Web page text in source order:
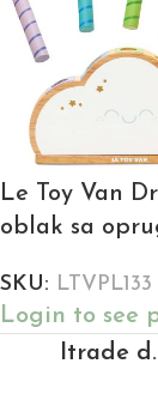
Le Toy Van
oblak sa
SKU: LTVPL133
Login to see
Itrade